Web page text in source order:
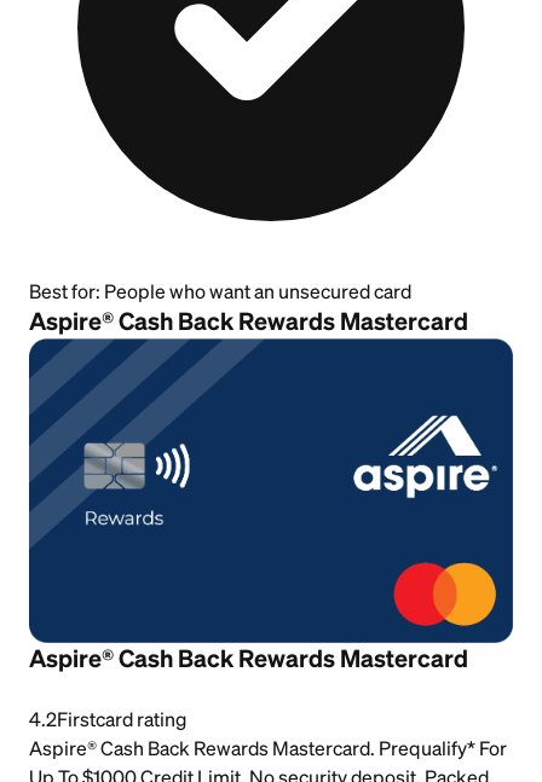
Best for: People who want an unsecured card
Aspire® Cash Back Rewards Mastercard
Aspire® Cash Back Rewards Mastercard
4.2Firstcard rating
Aspire® Cash Back Rewards Mastercard. Prequalify* For
Up To $1000 Credit Limit. No security deposit. Packed